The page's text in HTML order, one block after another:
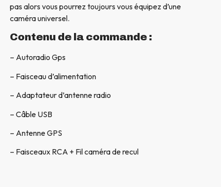
pas alors vous pourrez toujours vous équipez d’une
caméra universel.
Contenu de la commande :
– Autoradio Gps
– Faisceau d’alimentation
– Adaptateur d’antenne radio
– Câble USB
– Antenne GPS
– Faisceaux RCA + Fil caméra de recul